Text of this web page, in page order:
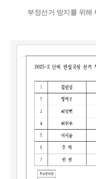
부정선거 방지를 위해